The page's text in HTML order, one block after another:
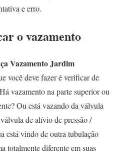
e erro.
o vazamento
Vazamento Jardim
você deve fazer é verificar de
vazamento na parte superior ou
Ou está vazando da válvula
de alívio de pressão /
está vindo de outra tubulação
totalmente diferente em suas